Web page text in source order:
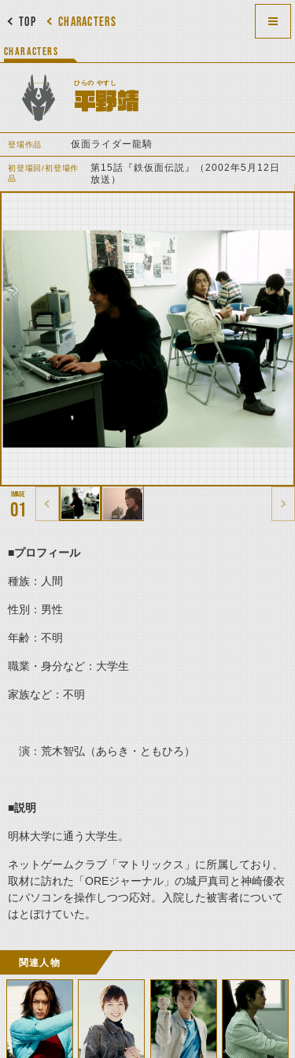
CHARACTERS
TOP
CHARACTERS
ひらの やすし
平野靖
登場作品 仮面ライダー龍騎
初登場回/初登場作
品
第15話『鉄仮面伝説』（2002年5月12日
放送）
01
■プロフィール
種族：人間
性別：男性
年齢：不明
職業・身分など：大学生
家族など：不明
演：荒木智弘（あらき・ともひろ）
■説明
明林大学に通う大学生。
ネットゲームクラブ「マトリックス」に所属しており、
取材に訪れた「OREジャーナル」の城戸真司と神崎優衣
にパソコンを操作しつつ応対。入院した被害者について
はとぼけていた。
関連人物